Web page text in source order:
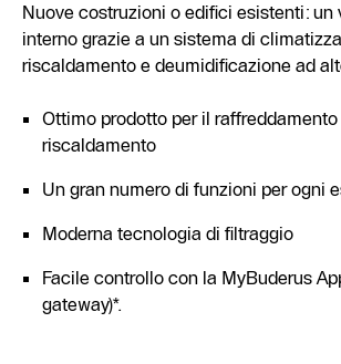
Nuove costruzioni o edifici esistenti: un
interno grazie a un sistema di
riscaldamento e deumidificazione ad
Ottimo prodotto per il raffreddamento
riscaldamento
Un gran numero di funzioni per ogni
Moderna tecnologia di filtraggio
Facile controllo con la MyBuderus
gateway)*.